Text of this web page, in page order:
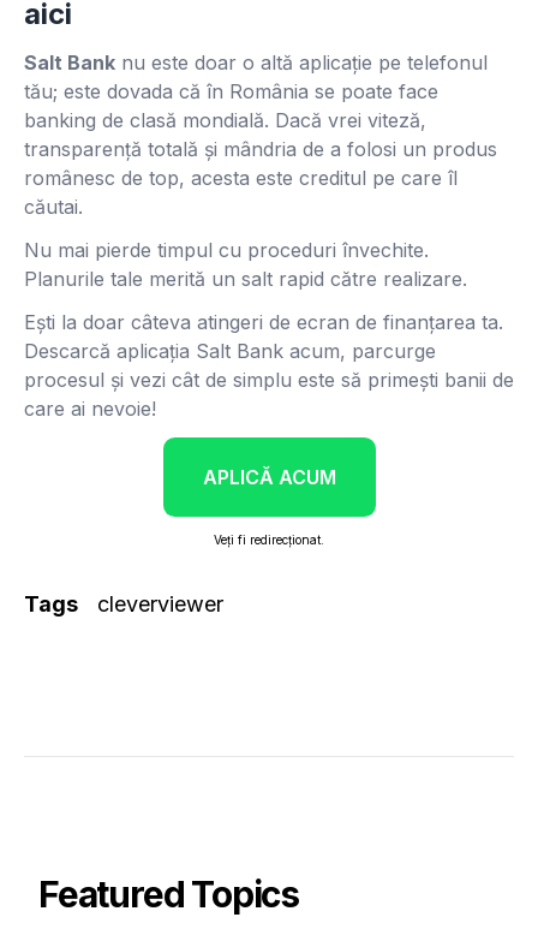
aici
Salt Bank nu este doar o altă aplicație pe telefonul
tău; este dovada că în România se poate face
banking de clasă mondială. Dacă vrei viteză,
transparență totală și mândria de a folosi un produs
românesc de top, acesta este creditul pe care îl
căutai.
Nu mai pierde timpul cu proceduri învechite.
Planurile tale merită un salt rapid către realizare.
Ești la doar câteva atingeri de ecran de finanțarea ta.
Descarcă aplicația Salt Bank acum, parcurge
procesul și vezi cât de simplu este să primești banii de
care ai nevoie!
APLICĂ ACUM
Veți fi redirecționat.
Tags cleverviewer
Featured Topics